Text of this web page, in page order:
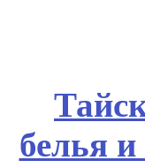
белья